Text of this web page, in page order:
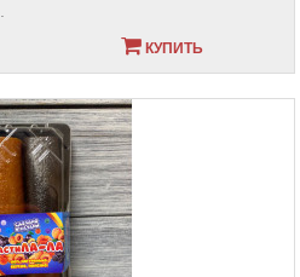
КУПИТЬ